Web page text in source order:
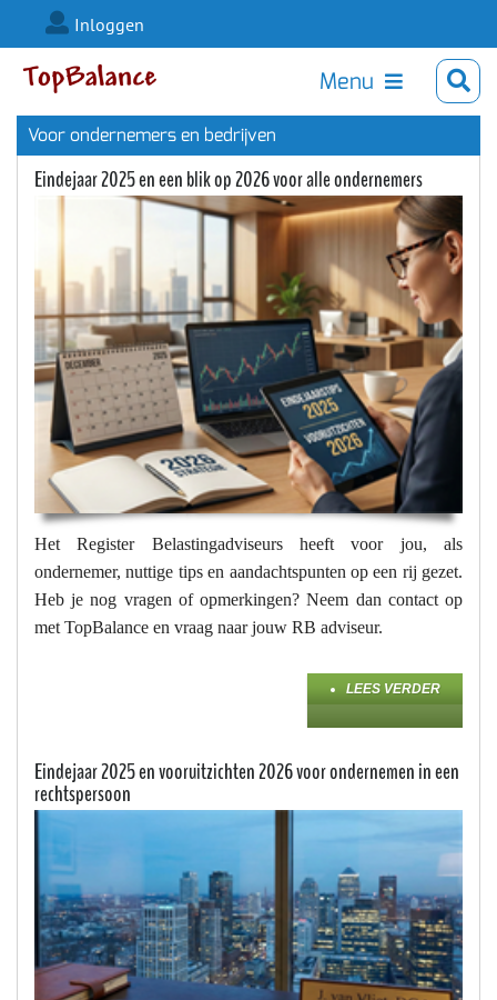
Inloggen
Menu
Voor ondernemers en bedrijven
Eindejaar 2025 en een blik op 2026 voor alle ondernemers
Het Register Belastingadviseurs heeft voor jou, als
ondernemer, nuttige tips en aandachtspunten op een rij gezet.
Heb je nog vragen of opmerkingen? Neem dan contact op
met TopBalance en vraag naar jouw RB adviseur.
LEES VERDER
Eindejaar 2025 en vooruitzichten 2026 voor ondernemen in een
rechtspersoon